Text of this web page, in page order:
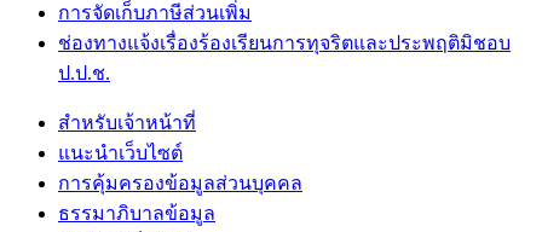
การจัดเก็บภาษีส่วนเพิ่ม
ช่องทางแจ้งเรื่องร้องเรียนการทุจริตและประพฤติมิชอบ
ป.ป.ช.
สำหรับเจ้าหน้าที่
แนะนำเว็บไซต์
การคุ้มครองข้อมูลส่วนบุคคล
ธรรมาภิบาลข้อมูล